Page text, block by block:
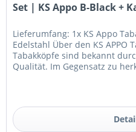
Set | KS Appo B-Black +
Lieferumfang: 1x KS Appo
Edelstahl Über den KS APPO
Tabakköpfe sind bekannt
Qualität. Im Gegensatz zu